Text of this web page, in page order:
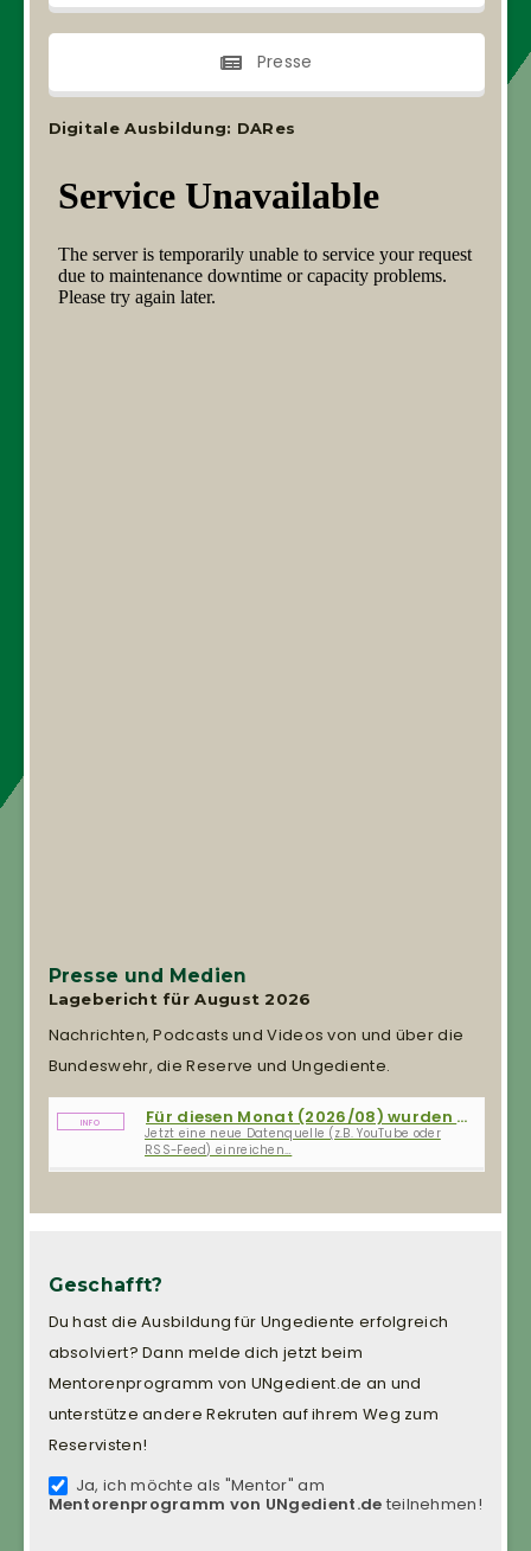
Presse
Digitale Ausbildung: DARes
Presse und Medien
Lagebericht für August 2026
Nachrichten, Podcasts und Videos von und über die
Bundeswehr, die Reserve und Ungediente.
Für diesen Monat (2026/08) wurden noch keine Neuigkeiten erfasst.
Jetzt eine neue Datenquelle (z.B. YouTube oder
RSS-Feed) einreichen…
Geschafft?
Du hast die Ausbildung für Ungediente erfolgreich
absolviert? Dann melde dich jetzt beim
Mentorenprogramm von UNgedient.de an und
unterstütze andere Rekruten auf ihrem Weg zum
Reservisten!
Mentorenprogramm
Ja, ich möchte als "Mentor" am
Mentorenprogramm von UNgedient.de teilnehmen!